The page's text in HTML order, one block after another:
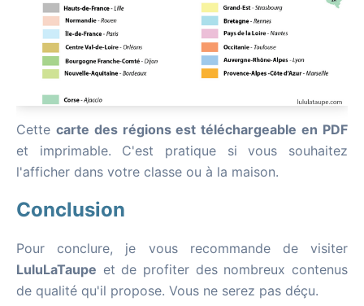
Cette carte des régions est téléchargeable en PDF
et imprimable. C'est pratique si vous souhaitez
l'afficher dans votre classe ou à la maison.
Conclusion
Pour conclure, je vous recommande de visiter
LuluLaTaupe et de profiter des nombreux contenus
de qualité qu'il propose. Vous ne serez pas déçu.